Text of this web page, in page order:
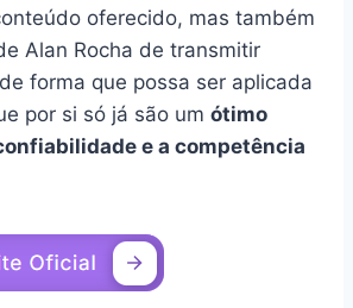
oferecido, mas também
Alan Rocha de transmitir
forma que possa ser aplicada
por si só já são um ótimo
e a competência